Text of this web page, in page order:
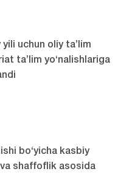
uchun oliy ta’lim
ta’lim yo‘nalishlariga
bo‘yicha kasbiy
shaffoflik asosida